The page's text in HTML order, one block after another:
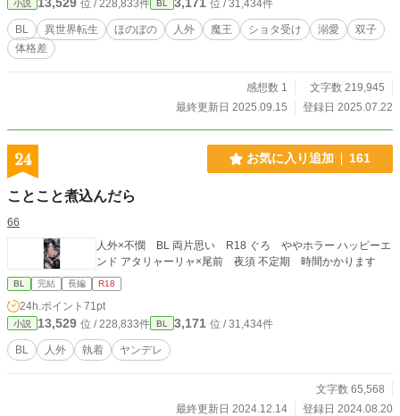
で………R18には※印 ◆◆ 魔王様×双子のショタ二人◆コメディで溺愛◆細
けぇ事はいいんだよの精神でお読みいただければ幸いです。 ◇他サイト様でも
掲載中◇
小説 位 / 228,833件 BL 位 / 31,434件
BL 異世界転生 ほのぼの 人外 魔王 ショタ受け 溺愛
双子
体格差
感想数 1
文字数 219,945
最終更新日 2025.09.15
登録日 2025.07.22
24 お気に入り追加 161
ことこと煮込んだら
66
人外×不憫 BL 両片思い R18 ぐろ ややホラー ハッピーエ
ンド アタリャーリャ×尾前 夜須 不定期 時間かかります
BL 完結 長編 R18
24h.ポイント 71pt
小説 13,529 位 / 228,833件 BL 3,171 位 / 31,434件
BL 人外 執着 ヤンデレ
文字数 65,568
最終更新日 2024.12.14
登録日 2024.08.20